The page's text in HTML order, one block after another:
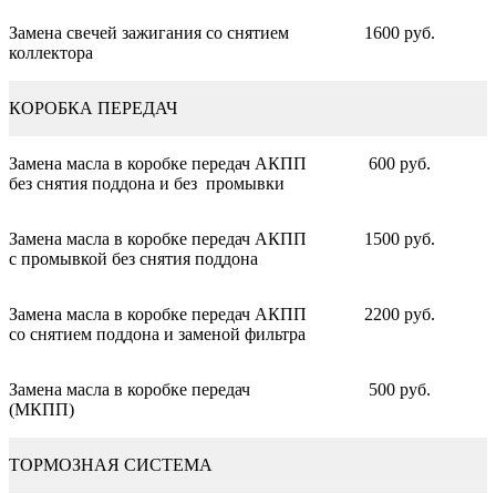
Замена свечей зажигания со снятием
коллектора
1600 руб.
КОРОБКА ПЕРЕДАЧ
Замена масла в коробке передач АКПП
без снятия поддона и без промывки
600 руб.
Замена масла в коробке передач АКПП
с промывкой без снятия поддона
1500 руб.
Замена масла в коробке передач АКПП
со снятием поддона и заменой фильтра
2200 руб.
Замена масла в коробке передач
(МКПП)
500 руб.
ТОРМОЗНАЯ СИСТЕМА